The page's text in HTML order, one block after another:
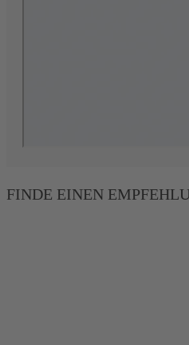
FINDE EINEN